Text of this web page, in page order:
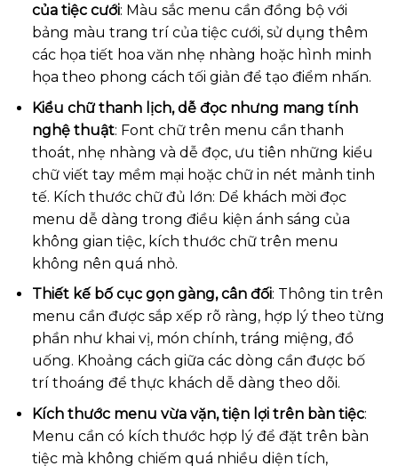
của tiệc cưới: Màu sắc menu cần đồng bộ với
bảng màu trang trí của tiệc cưới, sử dụng thêm
các họa tiết hoa văn nhẹ nhàng hoặc hình minh
họa theo phong cách tối giản để tạo điểm nhấn.
Kiểu chữ thanh lịch, dễ đọc nhưng mang tính
nghệ thuật: Font chữ trên menu cần thanh
thoát, nhẹ nhàng và dễ đọc, ưu tiên những kiểu
chữ viết tay mềm mại hoặc chữ in nét mảnh tinh
tế. Kích thước chữ đủ lớn: Dể khách mời đọc
menu dễ dàng trong điều kiện ánh sáng của
không gian tiệc, kích thước chữ trên menu
không nên quá nhỏ.
Thiết kế bố cục gọn gàng, cân đối: Thông tin trên
menu cần được sắp xếp rõ ràng, hợp lý theo từng
phần như khai vị, món chính, tráng miệng, đồ
uống. Khoảng cách giữa các dòng cần được bố
trí thoáng để thực khách dễ dàng theo dõi.
Kích thước menu vừa vặn, tiện lợi trên bàn tiệc:
Menu cần có kích thước hợp lý để đặt trên bàn
tiệc mà không chiếm quá nhiều diện tích,